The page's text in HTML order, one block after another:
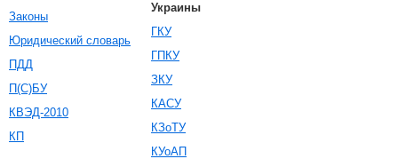
Законы
Юридический словарь
ПДД
П(С)БУ
КВЭД-2010
КП
Украины
ГКУ
ГПКУ
ЗКУ
КАСУ
КЗоТУ
КУоАП